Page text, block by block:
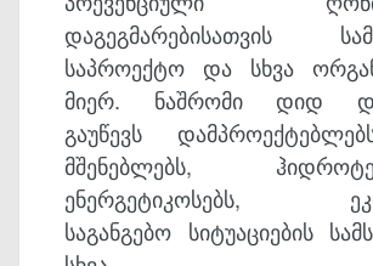
დაგეგმარებისათვის
საპროექტო და სხვა
მიერ. ნაშრომი დიდ
გაუწევს
მშენებლებს,
ენერგეტიკოსებს,
საგანგებო სიტუაციების